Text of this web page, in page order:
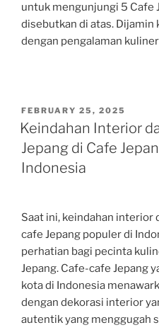
untuk mengunjungi 5 Cafe
disebutkan di atas. Dijamin
dengan pengalaman
POSTED
ON
FEBRUARY 25, 2025
Keindahan Interior
Jepang di Cafe
Indonesia
Saat ini, keindahan interior
cafe Jepang populer di
perhatian bagi pecinta
Jepang. Cafe-cafe Jepang
kota di Indonesia
dengan dekorasi interior
autentik yang menggugah